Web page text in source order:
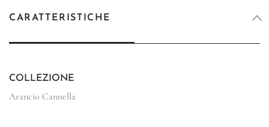
CARATTERISTICHE
COLLEZIONE
Arancio Cannella